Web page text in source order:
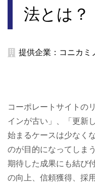
法とは？
提供企業：コニカミ
コーポレートサイトの
インが古い」、「更新
始まるケースは少なく
のが目的になってしま
期待した成果にも結び
の向上、信頼獲得、採